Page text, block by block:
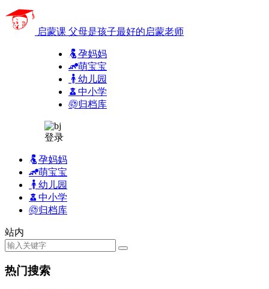
启蒙课 父母是孩子最好的启蒙老师
孕妈妈
萌宝宝
幼儿园
中小学
归档库
登录
孕妈妈
萌宝宝
幼儿园
中小学
归档库
站内
热门搜索